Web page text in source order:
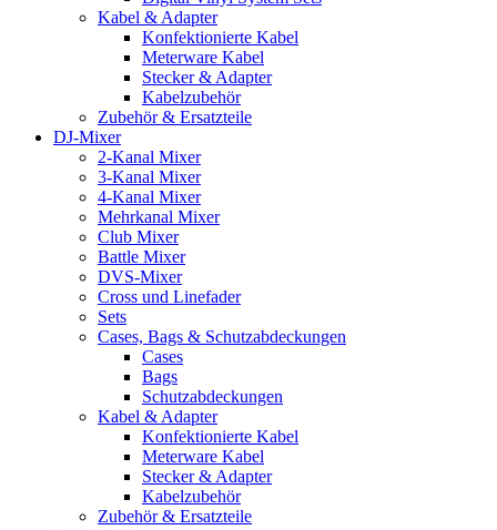
Kabel & Adapter
Konfektionierte Kabel
Meterware Kabel
Stecker & Adapter
Kabelzubehör
Zubehör & Ersatzteile
DJ-Mixer
2-Kanal Mixer
3-Kanal Mixer
4-Kanal Mixer
Mehrkanal Mixer
Club Mixer
Battle Mixer
DVS-Mixer
Cross und Linefader
Sets
Cases, Bags & Schutzabdeckungen
Cases
Bags
Schutzabdeckungen
Kabel & Adapter
Konfektionierte Kabel
Meterware Kabel
Stecker & Adapter
Kabelzubehör
Zubehör & Ersatzteile